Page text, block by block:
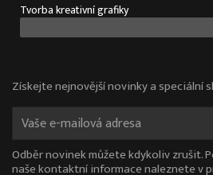
Tvorba kreativní grafiky
Získejte nejnovější novinky a speciální
Odběr novinek můžete kdykoliv zrušit.
naše kontaktní informace naleznete v